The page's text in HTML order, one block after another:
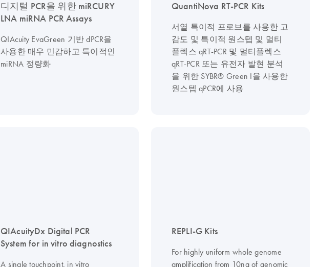
디지털 PCR을 위한 miRCURY
LNA miRNA PCR Assays
QIAcuity EvaGreen 기반 dPCR을
사용한 매우 민감하고 특이적인
miRNA 정량화
QuantiNova RT-PCR Kits
서열 특이적 프로브를 사용한 고
감도 및 특이적 원스텝 및 멀티
플렉스 qRT-PCR 및 멀티플렉스
qRT-PCR 또는 유전자 발현 분석
을 위한 SYBR® Green I을 사용한
원스텝 qPCR에 사용
QIAcuityDx Digital PCR
System for in vitro diagnostics
A single touchpoint, in vitro
REPLI-G Kits
For highly uniform whole genome
amplification from 10ng of genomic